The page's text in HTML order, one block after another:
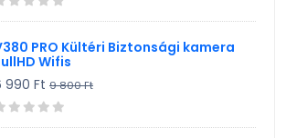
PRO Kültéri Biztonsági kamera
Wifis
990 Ft 9 800 Ft